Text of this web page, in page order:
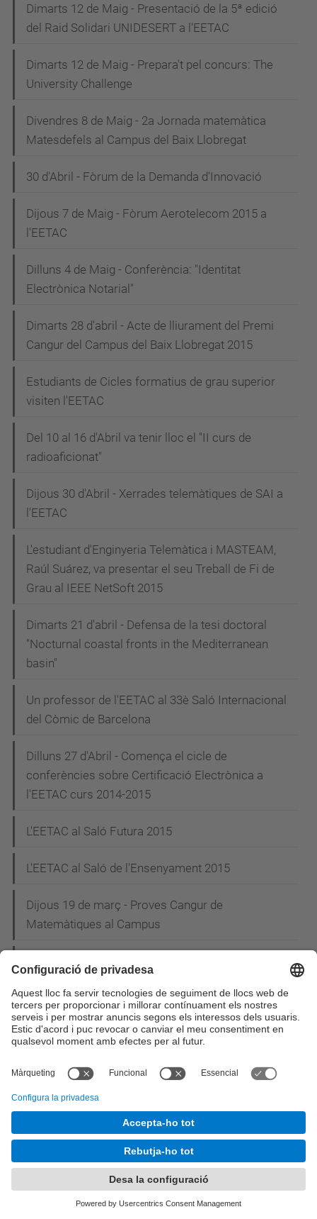
Dimarts 12 de Maig - Presentació de la 5ª edició
del Raid Solidari UNIDESERT a l'EETAC
Dimarts 12 de Maig - Prepara't pel concurs: The
University Challenge
Divendres 8 de Maig - 2a Jornada matemàtica
Matesdefels al Campus del Baix Llobregat
30 d'Abril - Fòrum de la Demanda d'Innovació
Dijous 7 de Maig - Fòrum Aerotelecom 2015 a
l'EETAC
Dilluns 4 de Maig - Conferència: "Identitat
Electrònica Notarial"
Dimarts 28 d'abril - Acte de lliurament del Premi
Cangur del Campus del Baix Llobregat 2015
Estudiants de Cicles formatius de grau superior
visiten l'EETAC
Del 10 al 16 d'Abril va tenir lloc el "II curs de
radioaficionat"
Dijous 30 d'Abril - Xerrades telemàtiques de SAI a
l'EETAC
L'estudiant d'Enginyeria Telemàtica i MASTEAM,
Raúl Suárez, va presentar el seu Treball de Fi de
Grau al IEEE NetSoft 2015
Dimarts 21 d'abril - Defensa de la tesi doctoral
"Nocturnal coastal fronts in the Mediterranean
basin"
Un professor de l'EETAC al 33è Saló Internacional
del Còmic de Barcelona
Dilluns 27 d'Abril - Comença el cicle de
conferències sobre Certificació Electrònica a
l'EETAC curs 2014-2015
L'EETAC al Saló Futura 2015
L'EETAC al Saló de l'Ensenyament 2015
Dijous 19 de març - Proves Cangur de
Matemàtiques al Campus
Un professor de l'EETAC i la seva start-up presenta
una app de salut al MWC15
12 de Març - Conferència a càrrec del comandant
Denis Koelh
Carles Puente, un dels guardonats a la 20a Nit de
les Telecomunicacions i la Informàtica
Mobile World Centre, "Una finestra al Mobile World
Estudiants de l'EETAC desenvolupen una aplicació
per gestionar les notes i les assignatures durant el